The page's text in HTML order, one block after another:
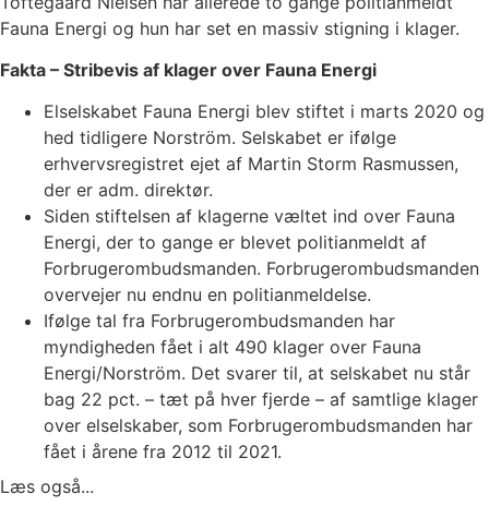
Fauna Energi og hun har set en massiv stigning i klager.
Fakta – Stribevis af klager over Fauna Energi
Elselskabet Fauna Energi blev stiftet i marts 2020 og
hed tidligere Norström. Selskabet er ifølge
erhvervsregistret ejet af Martin Storm Rasmussen,
der er adm. direktør.
Siden stiftelsen af klagerne væltet ind over Fauna
Energi, der to gange er blevet politianmeldt af
Forbrugerombudsmanden. Forbrugerombudsmanden
overvejer nu endnu en politianmeldelse.
Ifølge tal fra Forbrugerombudsmanden har
myndigheden fået i alt 490 klager over Fauna
Energi/Norström. Det svarer til, at selskabet nu står
bag 22 pct. – tæt på hver fjerde – af samtlige klager
over elselskaber, som Forbrugerombudsmanden har
fået i årene fra 2012 til 2021.
Læs også...